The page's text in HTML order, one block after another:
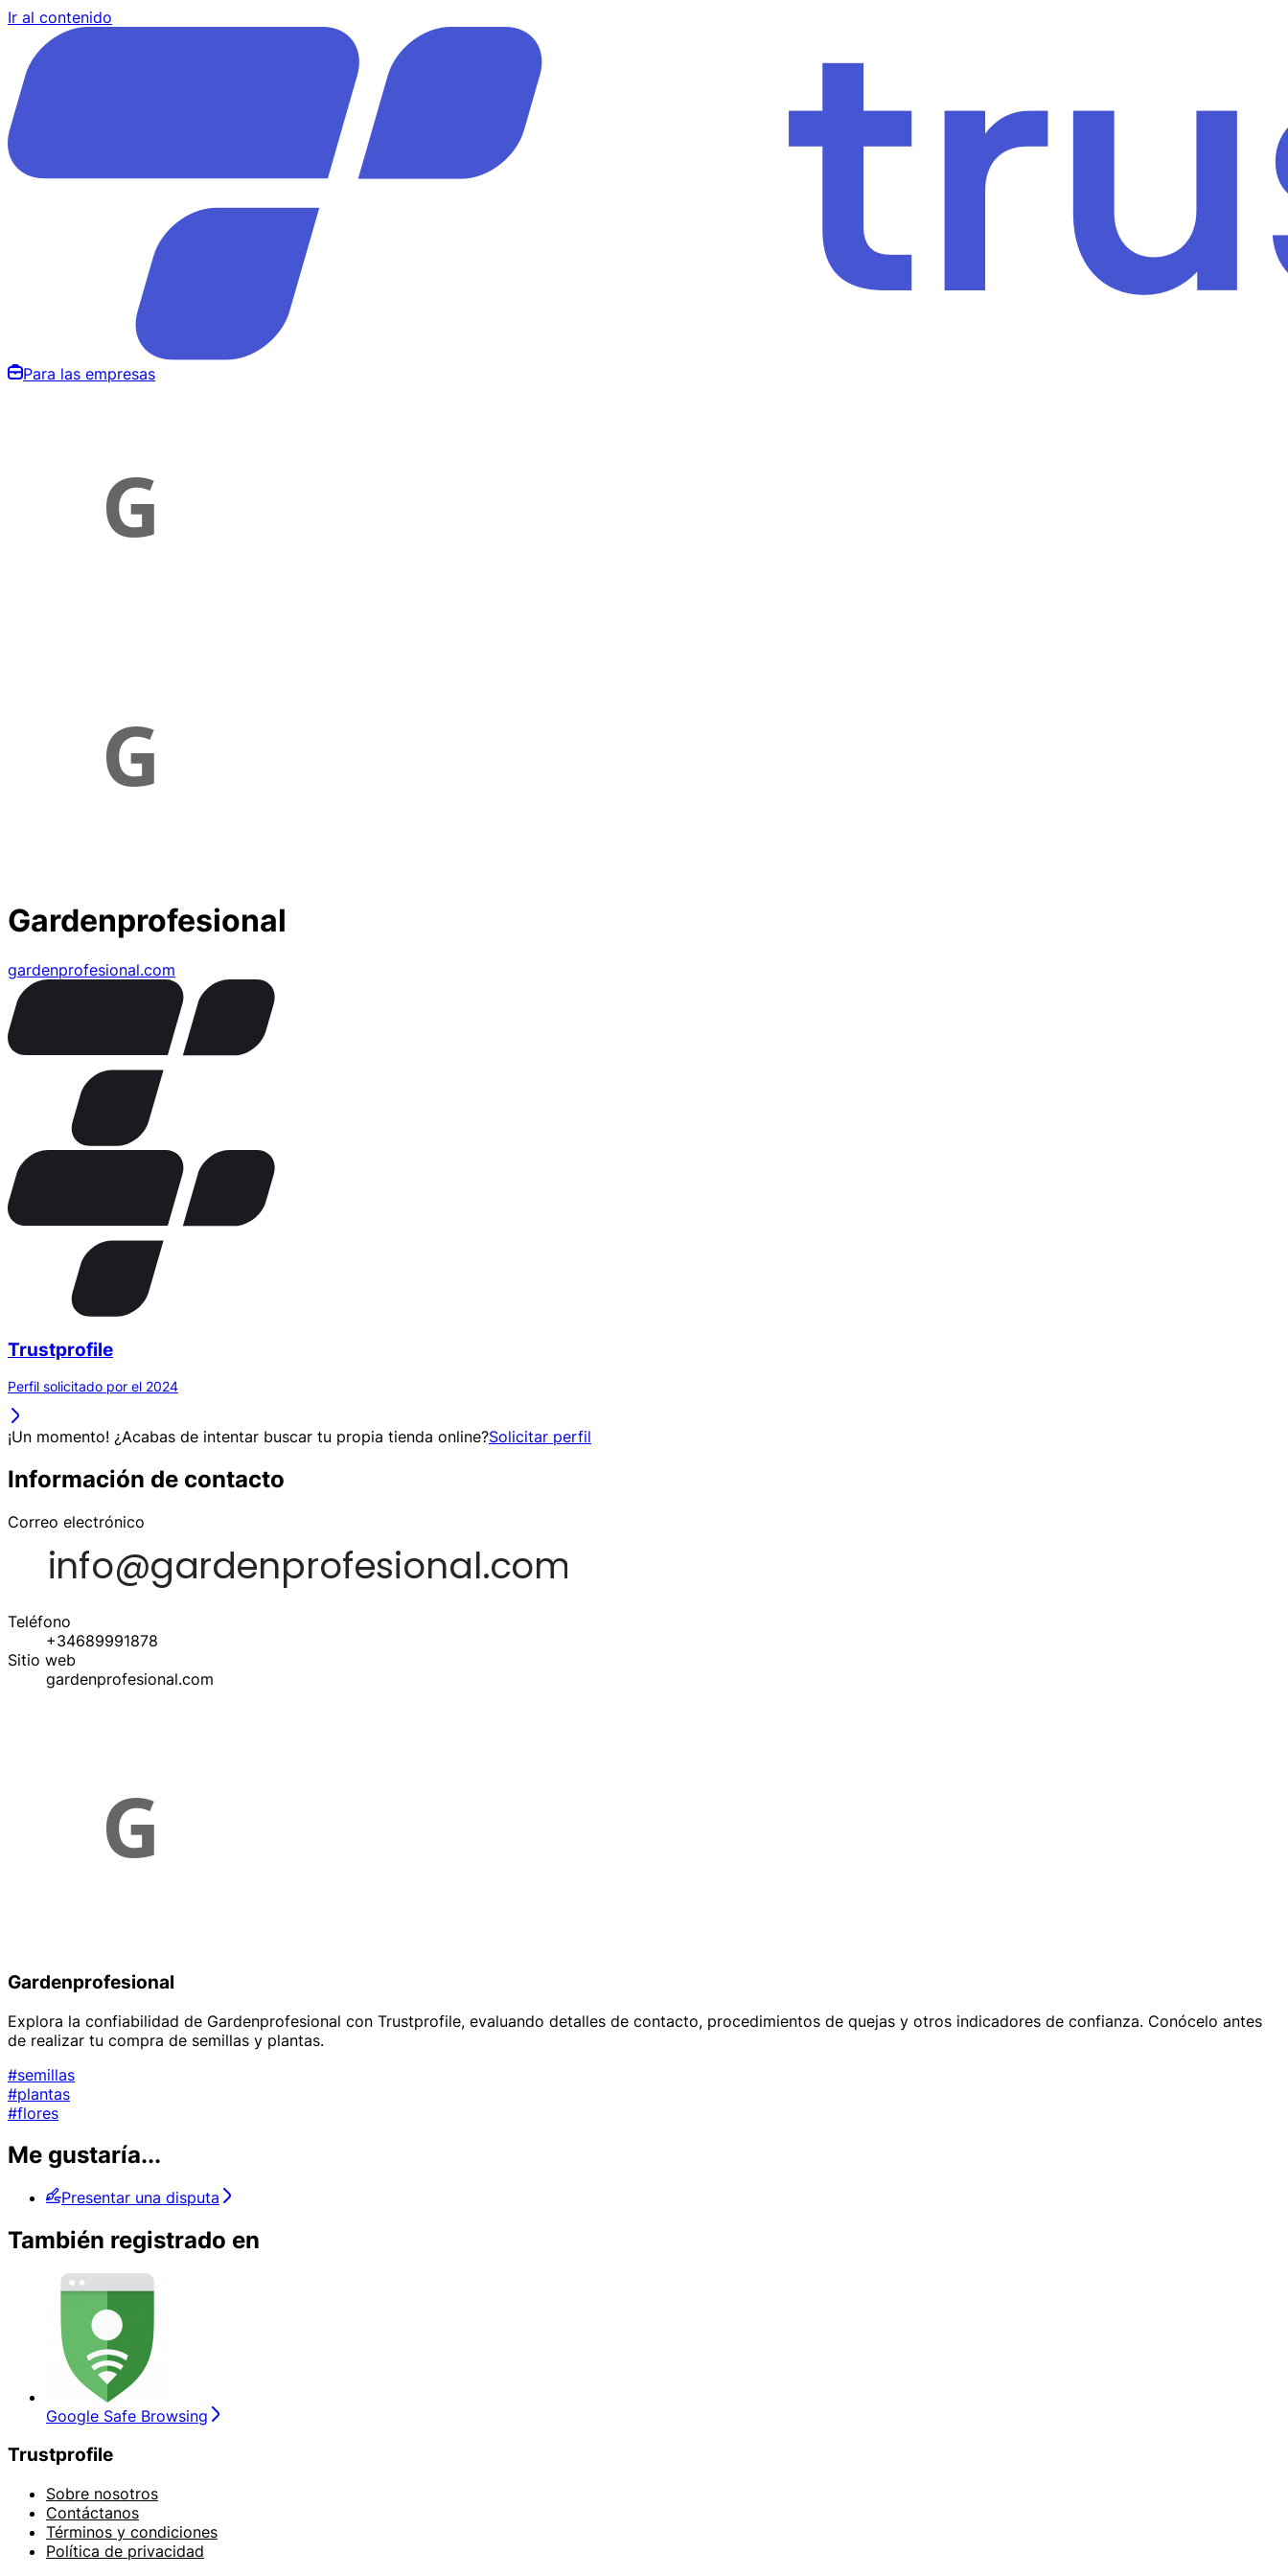
Ir al contenido
Para las empresas
Gardenprofesional
gardenprofesional.com
Trustprofile
Perfil solicitado por el 2024
¡Un momento! ¿Acabas de intentar buscar tu propia tienda online?Solicitar perfil
Información de contacto
Correo electrónico
Teléfono
+34689991878
Sitio web
gardenprofesional.com
Gardenprofesional
Explora la confiabilidad de Gardenprofesional con Trustprofile, evaluando detalles de contacto, procedimientos de quejas y otros indicadores de confianza. Conócelo antes
de realizar tu compra de semillas y plantas.
#semillas
#plantas
#flores
Me gustaría...
Presentar una disputa
También registrado en
Google Safe Browsing
Trustprofile
Sobre nosotros
Contáctanos
Términos y condiciones
Política de privacidad